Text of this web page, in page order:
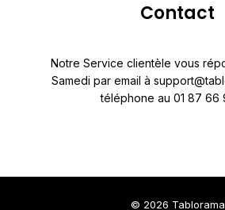
Contact
Notre Service clientèle vous
Samedi par email à
téléphone au 01 87 66
© 2026 Tablorama